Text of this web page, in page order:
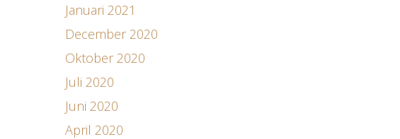
Januari 2021
December 2020
Oktober 2020
Juli 2020
Juni 2020
April 2020